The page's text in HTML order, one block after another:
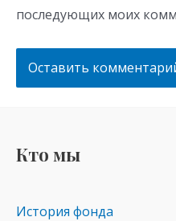
последующих моих
Кто мы
История фонда